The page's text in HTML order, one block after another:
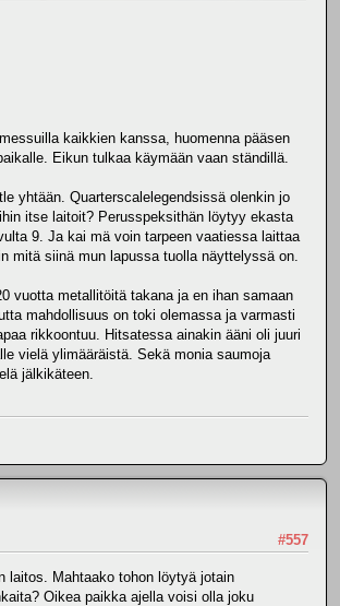
kaikkien kanssa, huomenna pääsen
Eikun tulkaa käymään vaan ständillä.
yhtään. Quarterscalelegendsissä olenkin jo
itse laitoit? Perusspeksithän löytyy ekasta
9. Ja kai mä voin tarpeen vaatiessa laittaa
mitä siinä mun lapussa tuolla näyttelyssä on.
vuotta metallitöitä takana ja en ihan samaan
mahdollisuus on toki olemassa ja varmasti
rikkoontuu. Hitsatessa ainakin ääni oli juuri
vielä ylimääräistä. Sekä monia saumoja
jälkikäteen.
#557
laitos. Mahtaako tohon löytyä jotain
Oikea paikka ajella voisi olla joku